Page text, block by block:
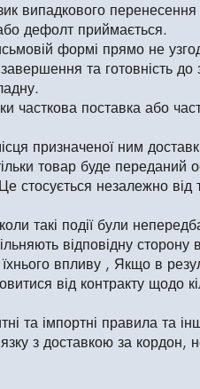
випадкового
дефолт приймається.
формі прямо не
та готовність до
часткова поставка або
призначеної ним
товар буде переданий
незалежно від
такі події були
відповідну сторону
впливу , Якщо в
від контракту щодо
та імпортні правила та
з доставкою за кордон,